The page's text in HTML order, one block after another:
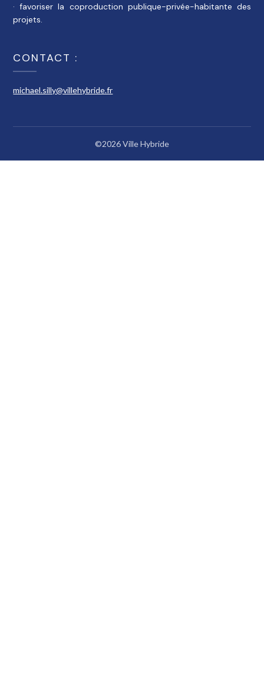
· favoriser la coproduction publique-privée-habitante des
projets.
CONTACT :
michael.silly@villehybride.fr
©2026 Ville Hybride